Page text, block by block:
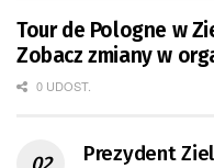
Tour de Pologne w
Zobacz zmiany w
0 UDOST.
Prezydent